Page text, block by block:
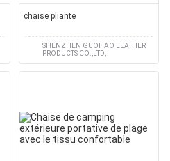
chaise pliante
SHENZHEN GUOHAO LEATHER
PRODUCTS CO.,LTD,